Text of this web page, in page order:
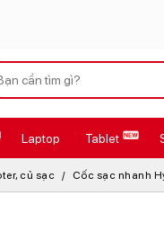
Xu hướng tìm kiếm
iPhone 17 Pro Max
AirTag 2 Mới
Laptop Tablet
củ sạc Cốc sạc nhanh